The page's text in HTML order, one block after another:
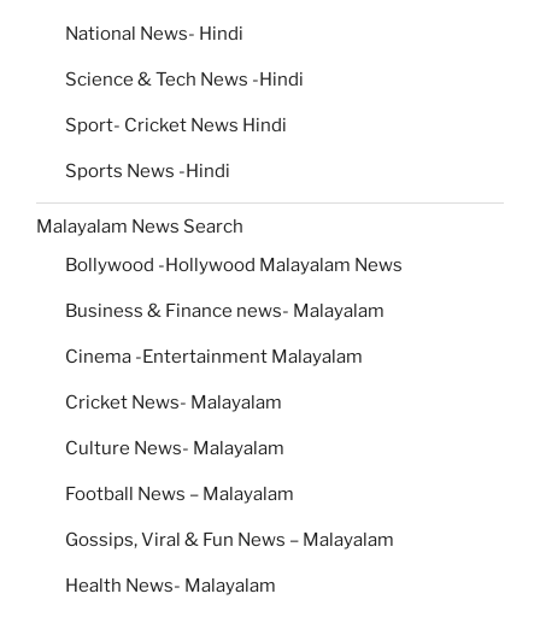
National News- Hindi
Science & Tech News -Hindi
Sport- Cricket News Hindi
Sports News -Hindi
Malayalam News Search
Bollywood -Hollywood Malayalam News
Business & Finance news- Malayalam
Cinema -Entertainment Malayalam
Cricket News- Malayalam
Culture News- Malayalam
Football News – Malayalam
Gossips, Viral & Fun News – Malayalam
Health News- Malayalam